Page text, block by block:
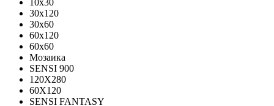
10x30
30x120
30x60
60x120
60x60
Мозаика
SENSI 900
120Х280
60X120
SENSI FANTASY